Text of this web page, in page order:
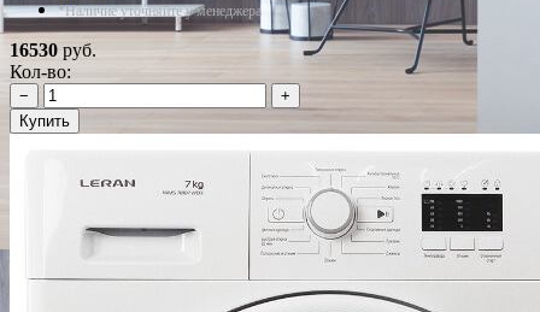
*Наличие уточняйте у менеджера
16530 руб.
Кол-во:
−
+
Купить